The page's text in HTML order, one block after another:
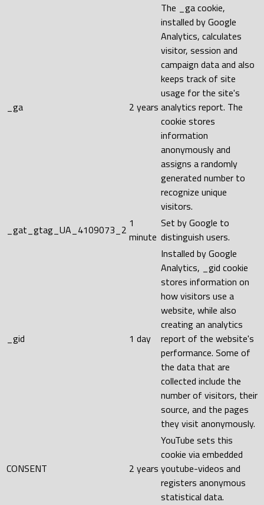
_ga 2 years
The _ga cookie,
installed by Google
Analytics, calculates
visitor, session and
campaign data and also
keeps track of site
usage for the site's
analytics report. The
cookie stores
information
anonymously and
assigns a randomly
generated number to
recognize unique
visitors.
_gat_gtag_UA_4109073_2 1
minute
Set by Google to
distinguish users.
_gid 1 day
Installed by Google
Analytics, _gid cookie
stores information on
how visitors use a
website, while also
creating an analytics
report of the website's
performance. Some of
the data that are
collected include the
number of visitors, their
source, and the pages
they visit anonymously.
CONSENT 2 years
YouTube sets this
cookie via embedded
youtube-videos and
registers anonymous
statistical data.